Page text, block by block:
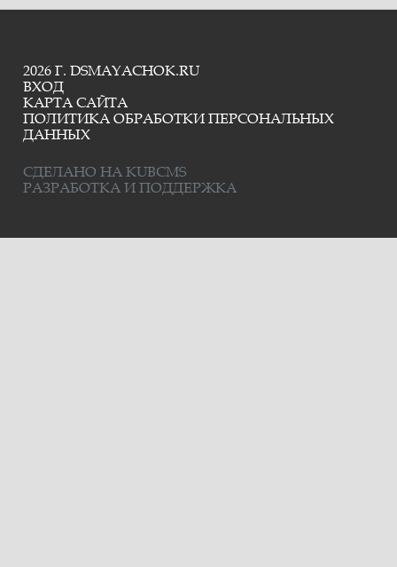
2026 Г. DSMAYACHOK.RU
ВХОД
КАРТА САЙТА
ПОЛИТИКА ОБРАБОТКИ ПЕРСОНАЛЬНЫХ
ДАННЫХ
СДЕЛАНО НА KUBCMS
РАЗРАБОТКА И ПОДДЕРЖКА